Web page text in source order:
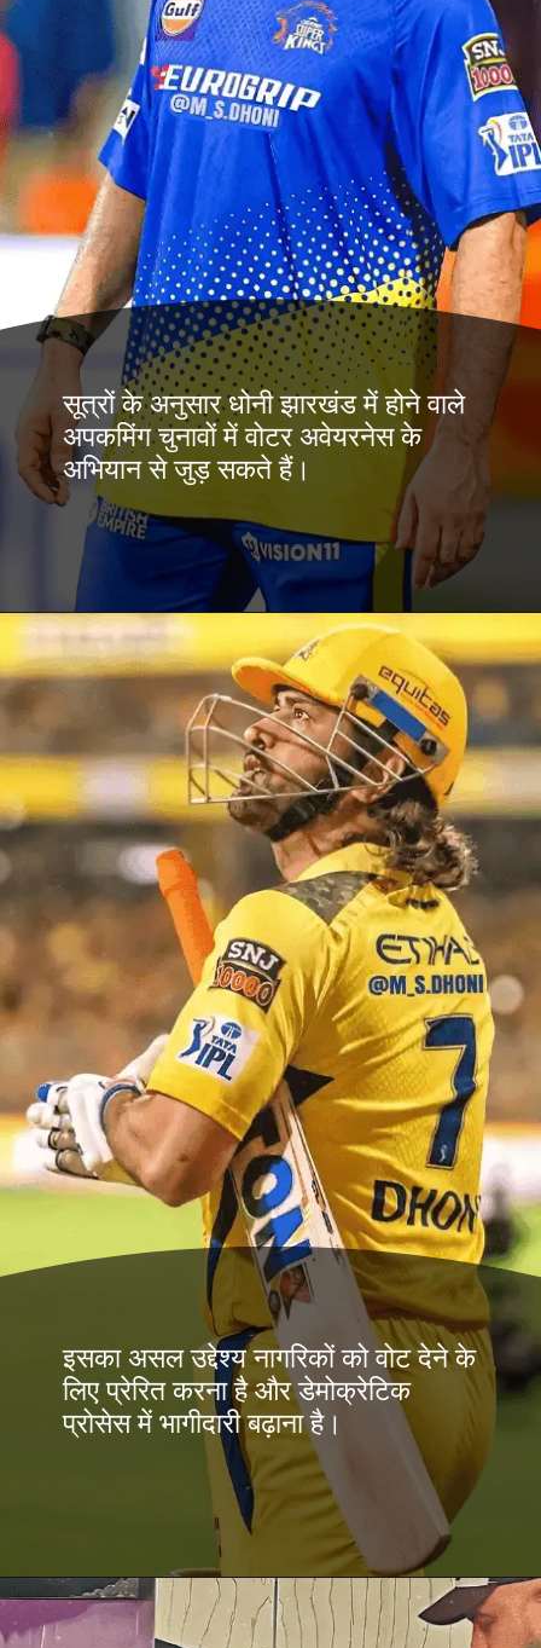
सूत्रों के अनुसार धोनी झारखंड में होने वाले
अपकमिंग चुनावों में वोटर अवेयरनेस के
अभियान से जुड़ सकते हैं।
इसका असल उद्देश्य नागरिकों को वोट देने के
लिए प्रेरित करना है और डेमोक्रेटिक
प्रोसेस में भागीदारी बढ़ाना है।